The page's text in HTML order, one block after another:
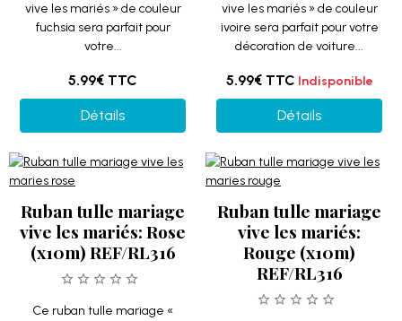
vive les mariés » de couleur
fuchsia sera parfait pour
votre...
5.99€ TTC
Détails
vive les mariés » de couleur
ivoire sera parfait pour votre
décoration de voiture...
5.99€ TTC Indisponible
Détails
Ruban tulle mariage
vive les mariés: Rose
(x10m) REF/RL316
Ce ruban tulle mariage «
Ruban tulle mariage
vive les mariés:
Rouge (x10m)
REF/RL316